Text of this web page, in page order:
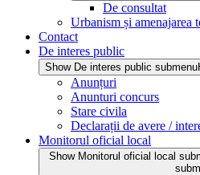
De consultat
Urbanism și amenajarea
Contact
De interes public
Show De interes public submenu
Anunțuri
Anunturi concurs
Stare civila
Declarații de avere /
Monitorul oficial local
Show Monitorul oficial local